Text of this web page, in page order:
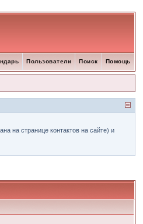
Помощь
Поиск
Пользователи
на странице контактов на сайте) и